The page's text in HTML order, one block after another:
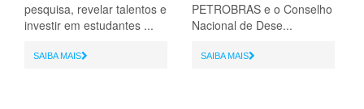
pesquisa, revelar talentos e
investir em estudantes ...
SAIBA MAIS
PETROBRAS e o Conselho
Nacional de Dese...
SAIBA MAIS